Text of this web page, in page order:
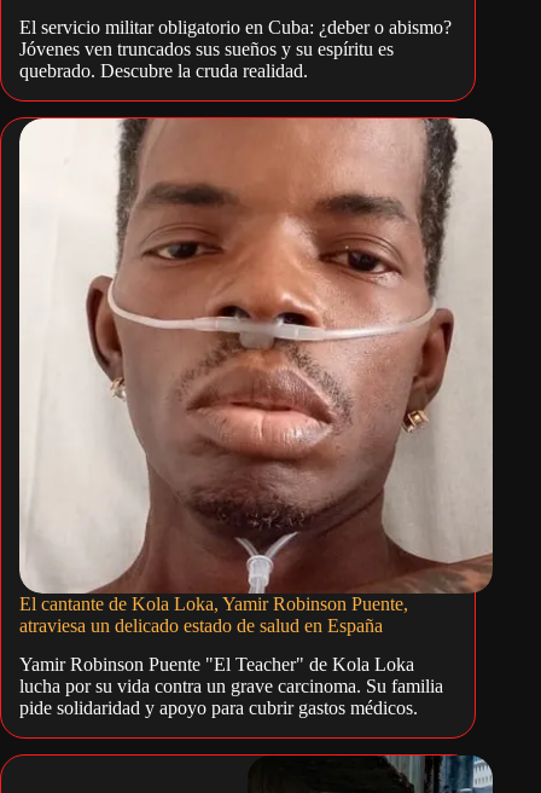
El servicio militar obligatorio en Cuba: ¿deber o abismo?
Jóvenes ven truncados sus sueños y su espíritu es
quebrado. Descubre la cruda realidad.
El cantante de Kola Loka, Yamir Robinson Puente,
atraviesa un delicado estado de salud en España
Yamir Robinson Puente "El Teacher" de Kola Loka
lucha por su vida contra un grave carcinoma. Su familia
pide solidaridad y apoyo para cubrir gastos médicos.